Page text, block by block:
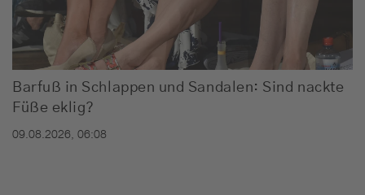
Barfuß in Schlappen und Sandalen: Sind nackte
Füße eklig?
09.08.2026, 06:08